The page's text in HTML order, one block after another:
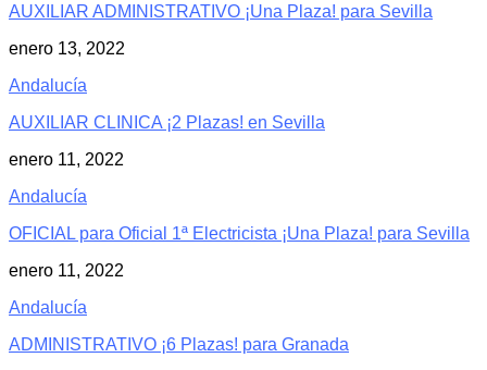
AUXILIAR ADMINISTRATIVO ¡Una Plaza! para Sevilla
enero 13, 2022
Andalucía
AUXILIAR CLINICA ¡2 Plazas! en Sevilla
enero 11, 2022
Andalucía
OFICIAL para Oficial 1ª Electricista ¡Una Plaza! para Sevilla
enero 11, 2022
Andalucía
ADMINISTRATIVO ¡6 Plazas! para Granada